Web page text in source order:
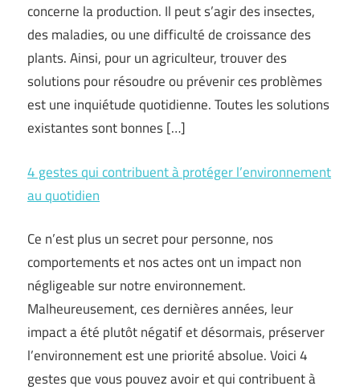
concerne la production. Il peut s’agir des insectes,
des maladies, ou une difficulté de croissance des
plants. Ainsi, pour un agriculteur, trouver des
solutions pour résoudre ou prévenir ces problèmes
est une inquiétude quotidienne. Toutes les solutions
existantes sont bonnes […]
4 gestes qui contribuent à protéger l’environnement
au quotidien
Ce n’est plus un secret pour personne, nos
comportements et nos actes ont un impact non
négligeable sur notre environnement.
Malheureusement, ces dernières années, leur
impact a été plutôt négatif et désormais, préserver
l’environnement est une priorité absolue. Voici 4
gestes que vous pouvez avoir et qui contribuent à